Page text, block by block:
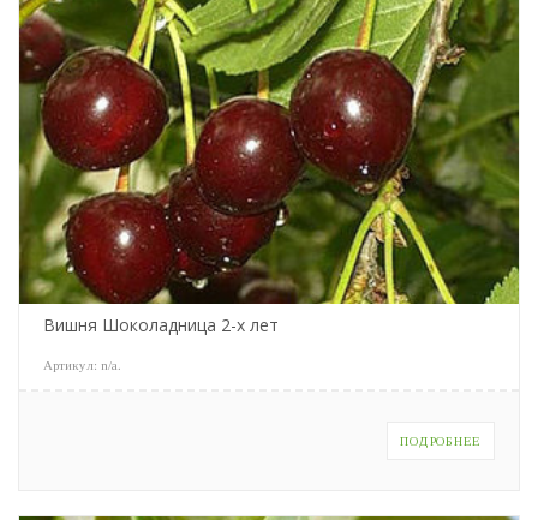
Вишня Шоколадница 2-х лет
Артикул: n/a
ПОДРОБНЕЕ